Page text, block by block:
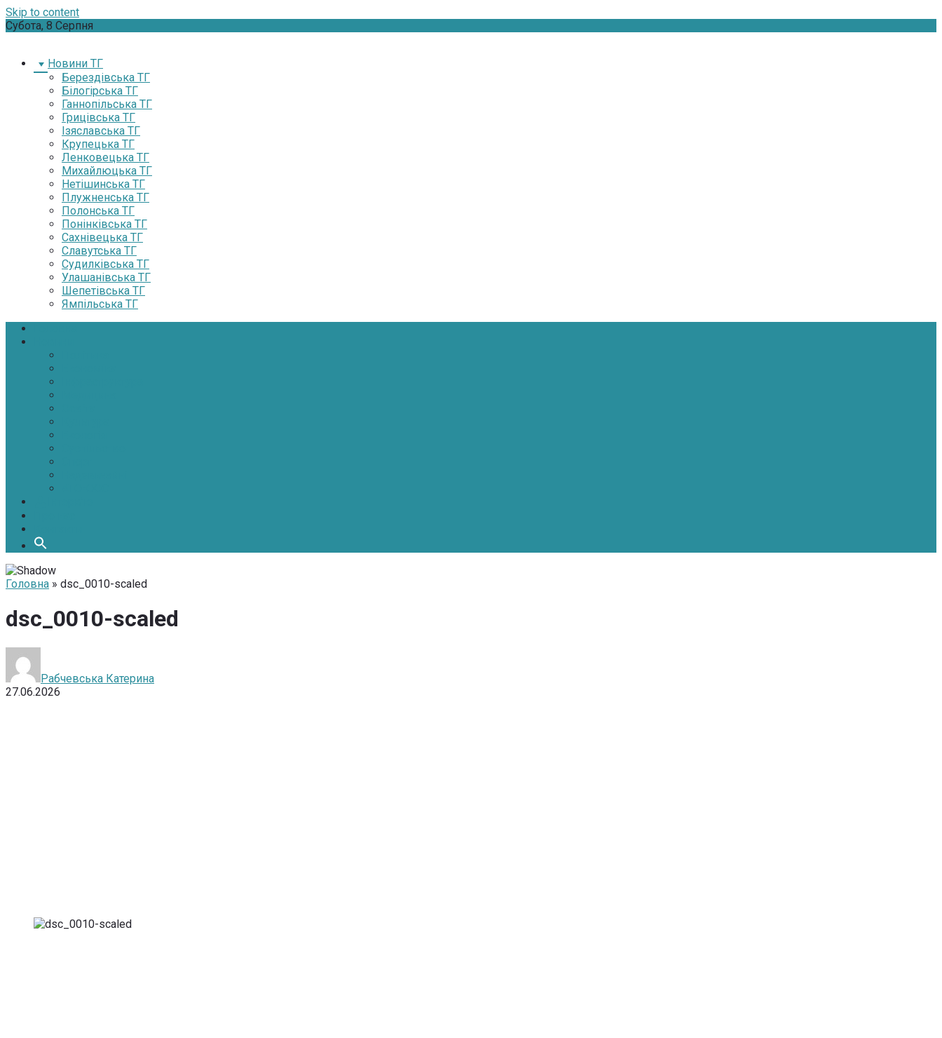
Skip to content
Субота, 8 Серпня
Новини ТГ
Берездівська ТГ
Білогірська ТГ
Ганнопільська ТГ
Грицівська ТГ
Ізяславська ТГ
Крупецька ТГ
Ленковецька ТГ
Михайлюцька ТГ
Нетішинська ТГ
Плужненська ТГ
Полонська ТГ
Понінківська ТГ
Сахнівецька ТГ
Славутська ТГ
Судилківська ТГ
Улашанівська ТГ
Шепетівська ТГ
Ямпільська ТГ
Головна » dsc_0010-scaled
dsc_0010-scaled
Рабчевська Катерина
27.06.2026